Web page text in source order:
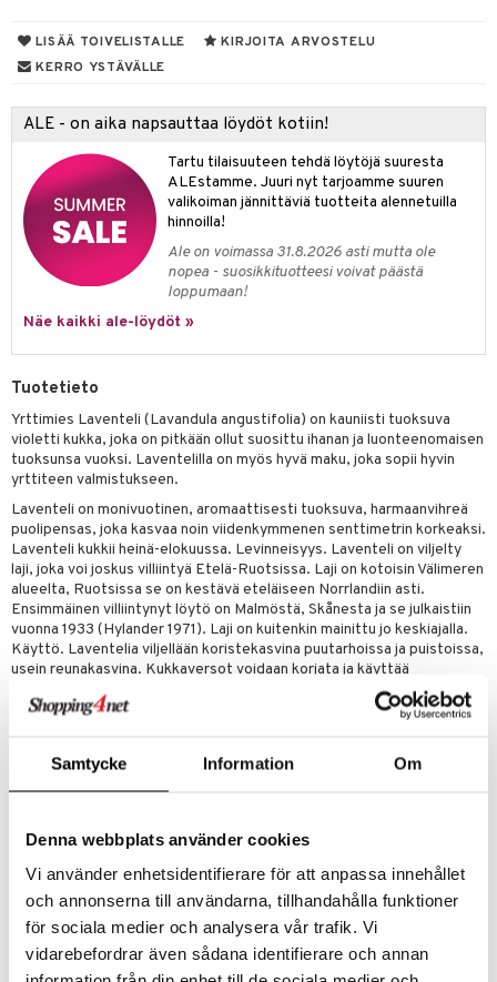
Samtycke Information Om
Denna webbplats använder cookies
Vi använder enhetsidentifierare för att anpassa innehållet
och annonserna till användarna, tillhandahålla funktioner
för sociala medier och analysera vår trafik. Vi
vidarebefordrar även sådana identifierare och annan
LISÄÄ TOIVELISTALLE
KIRJOITA ARVOSTELU
KERRO YSTÄVÄLLE
ALE - on aika napsauttaa löydöt kotiin!
Tartu tilaisuuteen tehdä löytöjä suuresta
ALEstamme. Juuri nyt tarjoamme suuren
valikoiman jännittäviä tuotteita alennetuilla
hinnoilla!
Ale on voimassa 31.8.2026 asti mutta ole
nopea - suosikkituotteesi voivat päästä
loppumaan!
Näe kaikki ale-löydöt »
Tuotetieto
Yrttimies Laventeli (Lavandula angustifolia) on kauniisti tuoksuva
violetti kukka, joka on pitkään ollut suosittu ihanan ja luonteenomaisen
tuoksunsa vuoksi. Laventelilla on myös hyvä maku, joka sopii hyvin
yrttiteen valmistukseen.
Laventeli on monivuotinen, aromaattisesti tuoksuva, harmaanvihreä
puolipensas, joka kasvaa noin viidenkymmenen senttimetrin korkeaksi.
Laventeli kukkii heinä-elokuussa. Levinneisyys. Laventeli on viljelty
laji, joka voi joskus villiintyä Etelä-Ruotsissa. Laji on kotoisin Välimeren
alueelta, Ruotsissa se on kestävä eteläiseen Norrlandiin asti.
Ensimmäinen villiintynyt löytö on Malmöstä, Skånesta ja se julkaistiin
vuonna 1933 (Hylander 1971). Laji on kuitenkin mainittu jo keskiajalla.
Käyttö. Laventelia viljellään koristekasvina puutarhoissa ja puistoissa,
usein reunakasvina. Kukkaversot voidaan korjata ja käyttää
potpourreihin ja laventelipusseihin vaatekaapissa koiden pitämiseksi
loitolla. Laventeli luetaan maustekasveihin. Etelä-Euroopassa lehtiä
Etymologia. Lajinimi angustifolia tarkoittaa kapealehtistä ja tulee
latinan sanoista angustus (kapea) ja folium (lehti). Tämä on
pääasiassa valikoiduilta ekologisilta viljelijöiltä Euroopasta.
laventelikukista.
Valmistus:Sekoita 1-2 teelusikallista kupilliseen teevettä ja odota 5-
10 minuuttia halutun makuvoimakkuuden mukaan.
& kynnet
tuotteet
hoito
jalat
hoito
hoito
tarvikkeet
hoito
öljyt
suihku & saippuat
& imetys
& PMS
lihakset
käytettävät
intoleranssi
alentavat
vahvistavat
säätelevät
helpottava
nenä & kurkku
K
energiaa
& vastauksia